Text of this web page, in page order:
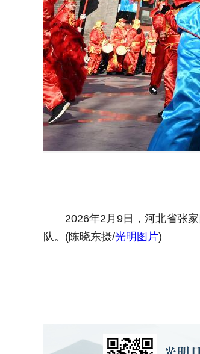
2026年2月9日，河北省张家
队。(陈晓东摄/光明图片)